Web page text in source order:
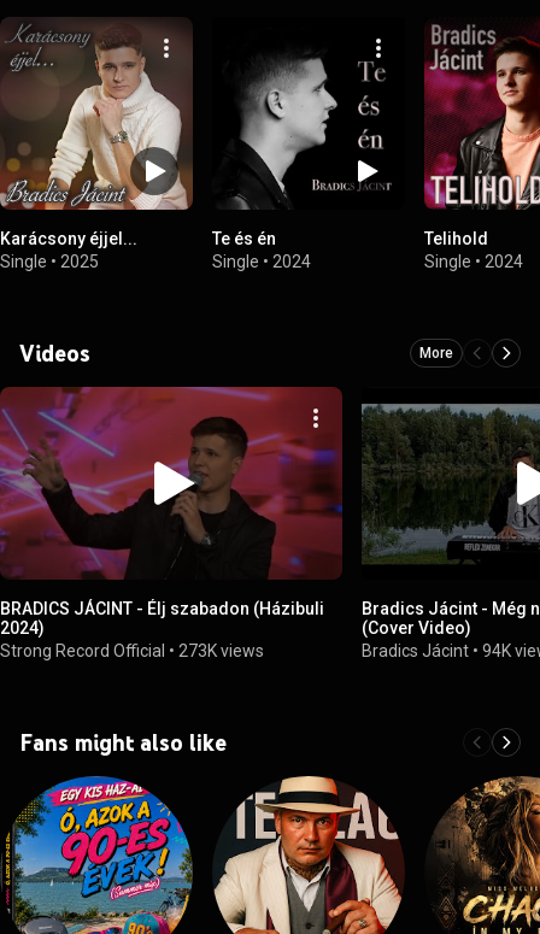
Karácsony éjjel...
Single • 2025
Te és én
Single • 2024
Telihold
Single • 2024
Videos More
BRADICS JÁCINT - Élj szabadon (Házibuli
2024)
Strong Record Official • 273K views
Bradics Jácint - Még
(Cover Video)
Bradics Jácint •94K
Fans might also like